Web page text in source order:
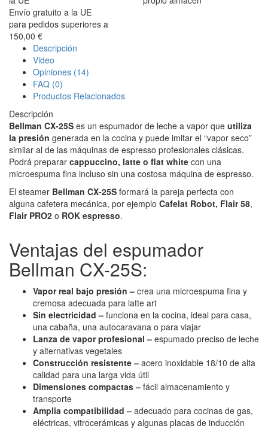
Envío gratuito a la UE
para pedidos superiores a
150,00 €
Descripción
Video
Opiniones (14)
FAQ (0)
Productos Relacionados
Descripción
Bellman CX-25S es un espumador de leche a vapor que utiliza
la presión generada en la cocina y puede imitar el “vapor seco”
similar al de las máquinas de espresso profesionales clásicas.
Podrá preparar cappuccino, latte o flat white con una
microespuma fina incluso sin una costosa máquina de espresso.
El steamer Bellman CX-25S formará la pareja perfecta con
alguna cafetera mecánica, por ejemplo Cafelat Robot, Flair 58,
Flair PRO2 o ROK espresso.
Ventajas del espumador
Bellman CX-25S:
Vapor real bajo presión – crea una microespuma fina y
cremosa adecuada para latte art
Sin electricidad – funciona en la cocina, ideal para casa,
una cabaña, una autocaravana o para viajar
Lanza de vapor profesional – espumado preciso de leche
y alternativas vegetales
Construcción resistente – acero inoxidable 18/10 de alta
calidad para una larga vida útil
Dimensiones compactas – fácil almacenamiento y
transporte
Amplia compatibilidad – adecuado para cocinas de gas,
eléctricas, vitrocerámicas y algunas placas de inducción